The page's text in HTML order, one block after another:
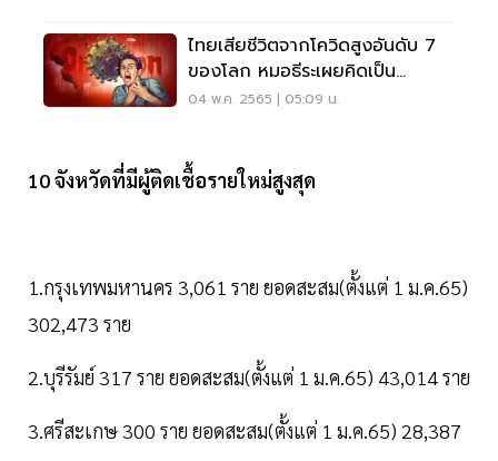
ไทยเสียชีวิตจากโควิดสูงอันดับ 7
ของโลก หมอธีระเผยคิดเป็น
30.92% เอเชีย
04 พ.ค. 2565 | 05:09 น.
10 จังหวัดที่มีผู้ติดเชื้อรายใหม่สูงสุด
1.กรุงเทพมหานคร 3,061 ราย ยอดสะสม(ตั้งแต่ 1 ม.ค.65)
302,473 ราย
2.บุรีรัมย์ 317 ราย ยอดสะสม(ตั้งแต่ 1 ม.ค.65) 43,014 ราย
3.ศรีสะเกษ 300 ราย ยอดสะสม(ตั้งแต่ 1 ม.ค.65) 28,387